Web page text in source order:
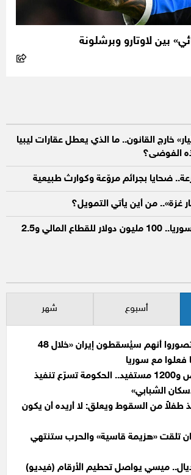
بين لاوتارو وبرشلونة
خفية بـ«500 مليار» خارج القانون.. ما الذي يعطل عقارات ليبيا
الفوضى؟
ضحايا بجرائم مروّعة وكوارث طبيعية
تمويل دولي جديد لسوريا.. 100 مليون دولار للقطاع المالي و2.5
أسبوع شهر
بزشكيان: تصوروا أنهم سيُسقطون إيران «خلال 48
فعلوا مع سوريا
6000 قرض و1200 مستفيد.. الحكومة تسرّع تنفيذ
الشبابي»
طفلاً من السقوط ويعلق: لا أريده أن يكون
تلقت «هزيمة قاسية» والحرب ستنتهي
ميسي يواصل تحطيم الأرقام (فيديو)